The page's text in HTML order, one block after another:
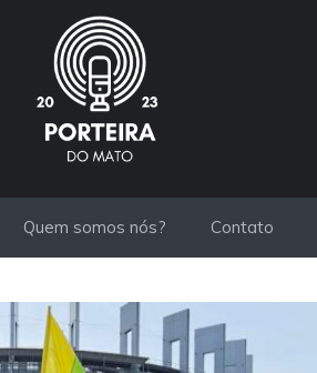
Quem somos nós? Contato